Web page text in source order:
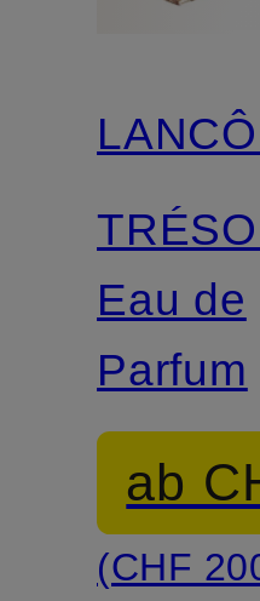
Eau de
Parfum
ab
(CHF